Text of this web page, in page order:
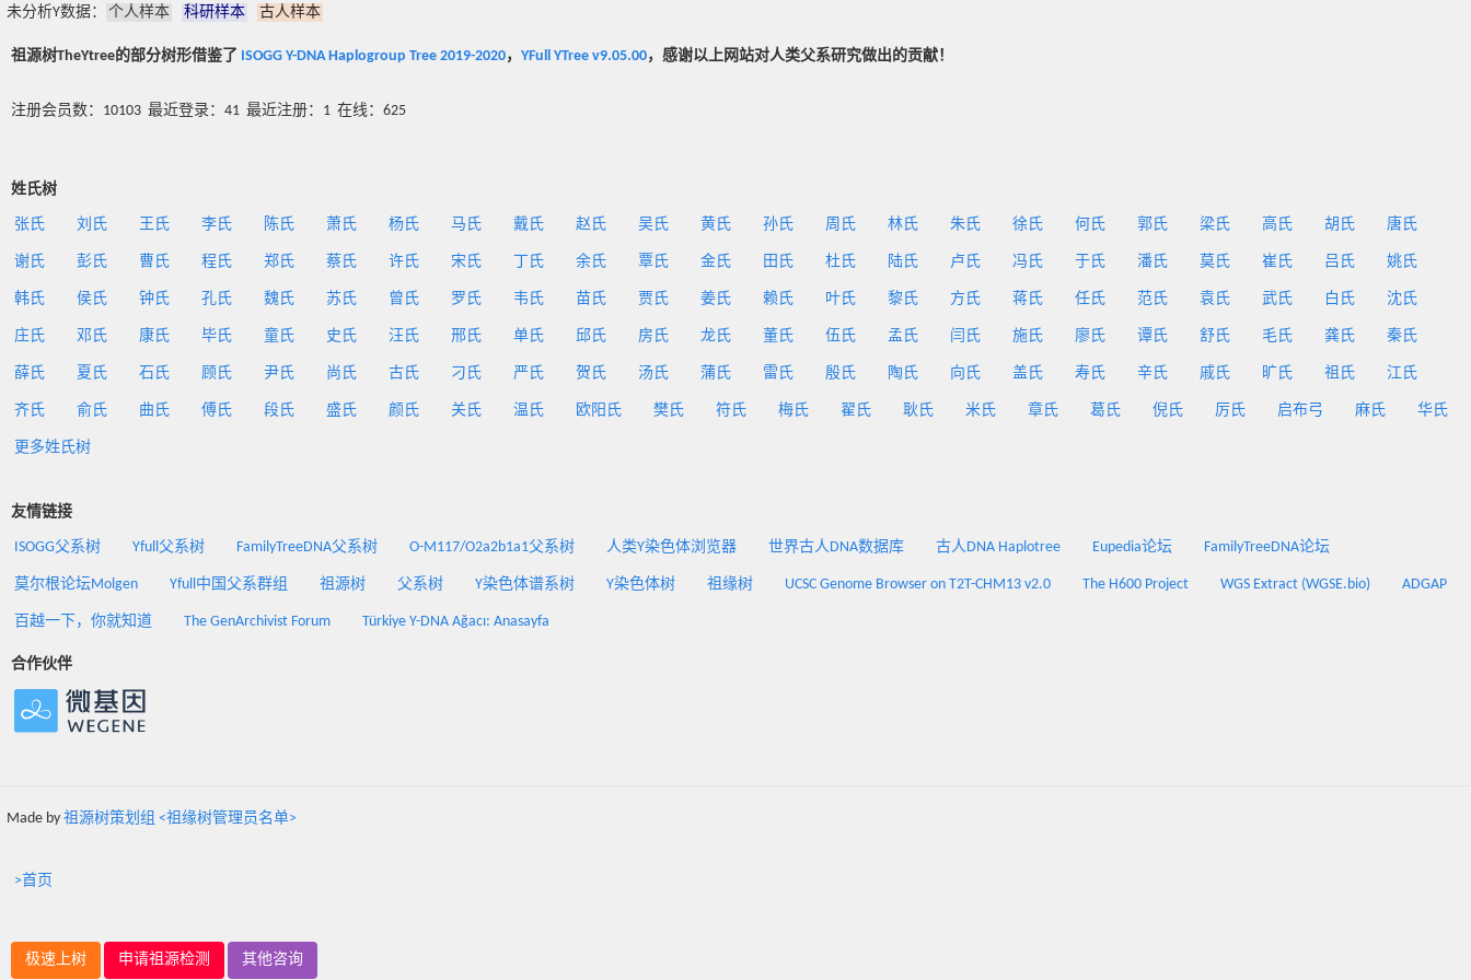
未分析Y数据： 个人样本 科研样本 古人样本
祖源树TheYtree的部分树形借鉴了 ISOGG Y-DNA Haplogroup Tree 2019-2020， YFull YTree v9.05.00，感谢以上网站对人类父系研究做出的贡献！
注册会员数：10103 最近登录：41 最近注册：1 在线：625
姓氏树
张氏 刘氏 王氏 李氏 陈氏 萧氏 杨氏 马氏 戴氏 赵氏 吴氏 黄氏 孙氏 周氏 林氏 朱氏 徐氏 何氏 郭氏 梁氏 高氏 胡氏 唐氏
谢氏 彭氏 曹氏 程氏 郑氏 蔡氏 许氏 宋氏 丁氏 余氏 覃氏 金氏 田氏 杜氏 陆氏 卢氏 冯氏 于氏 潘氏 莫氏 崔氏 吕氏 姚氏
韩氏 侯氏 钟氏 孔氏 魏氏 苏氏 曾氏 罗氏 韦氏 苗氏 贾氏 姜氏 赖氏 叶氏 黎氏 方氏 蒋氏 任氏 范氏 袁氏 武氏 白氏 沈氏
庄氏 邓氏 康氏 毕氏 童氏 史氏 汪氏 邢氏 单氏 邱氏 房氏 龙氏 董氏 伍氏 孟氏 闫氏 施氏 廖氏 谭氏 舒氏 毛氏 龚氏 秦氏
薛氏 夏氏 石氏 顾氏 尹氏 尚氏 古氏 刁氏 严氏 贺氏 汤氏 蒲氏 雷氏 殷氏 陶氏 向氏 盖氏 寿氏 辛氏 戚氏 旷氏 祖氏 江氏
齐氏 俞氏 曲氏 傅氏 段氏 盛氏 颜氏 关氏 温氏 欧阳氏 樊氏 符氏 梅氏 翟氏 耿氏 米氏 章氏 葛氏 倪氏 厉氏 启布弓 麻氏 华氏
更多姓氏树
友情链接
ISOGG父系树 Yfull父系树 FamilyTreeDNA父系树 O-M117/O2a2b1a1父系树 人类Y染色体浏览器 世界古人DNA数据库 古人DNA Haplotree Eupedia论坛 FamilyTreeDNA论坛
莫尔根论坛Molgen Yfull中国父系群组 祖源树 父系树 Y染色体谱系树 Y染色体树 祖缘树 UCSC Genome Browser on T2T-CHM13 v2.0 The H600 Project WGS Extract (WGSE.bio) ADGAP
百越一下，你就知道 The GenArchivist Forum Türkiye Y-DNA Ağacı: Anasayfa
合作伙伴
Made by 祖源树策划组 <祖缘树管理员名单>
>首页
极速上树 申请祖源检测 其他咨询